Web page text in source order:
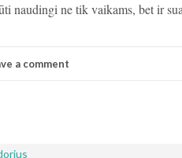
naudingi ne tik vaikams, bet ir
a comment